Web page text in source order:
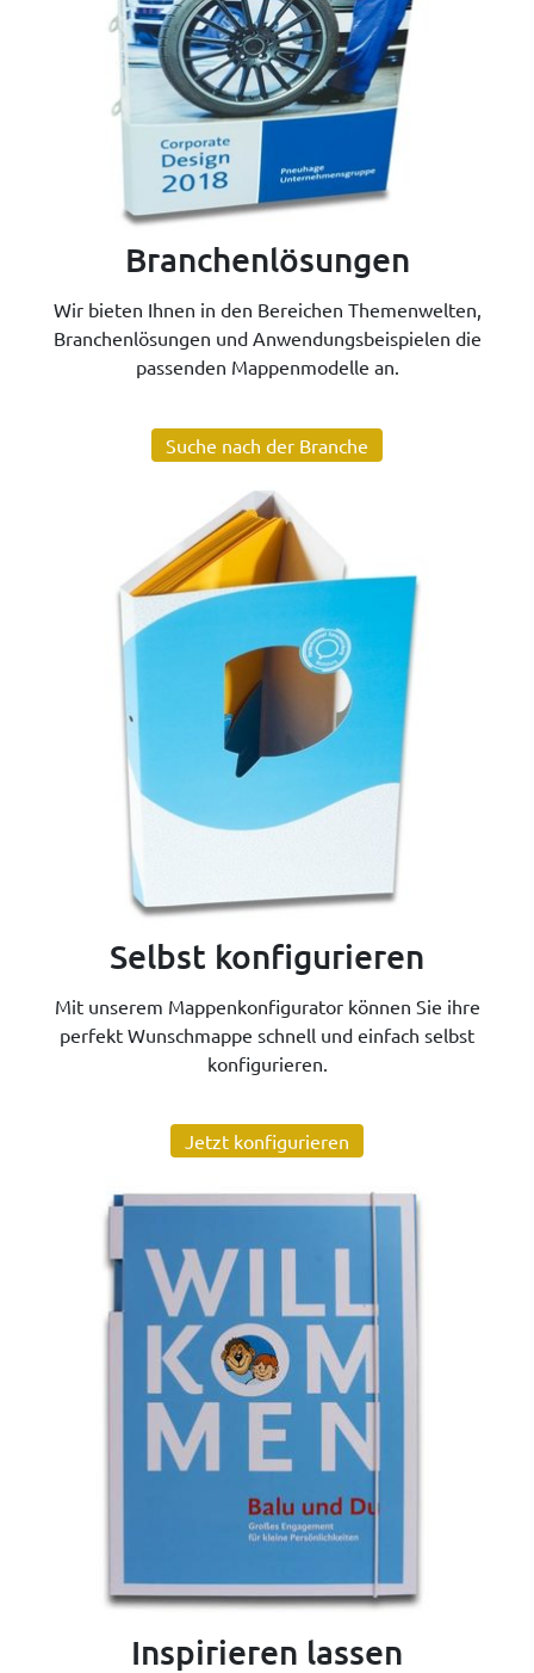
Branchenlösungen
Wir bieten Ihnen in den Bereichen Themenwelten,
Branchenlösungen und Anwendungsbeispielen die
passenden Mappenmodelle an.
Suche nach der Branche
Selbst konfigurieren
Mit unserem Mappenkonfigurator können Sie ihre
perfekt Wunschmappe schnell und einfach selbst
konfigurieren.
Jetzt konfigurieren
Inspirieren lassen